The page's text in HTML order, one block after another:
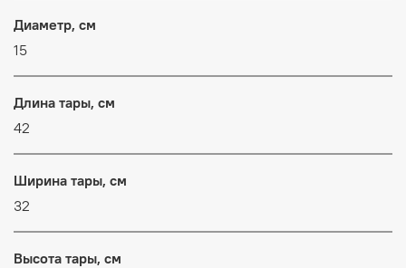
Диаметр, см
15
Длина тары, см
42
Ширина тары, см
32
Высота тары, см